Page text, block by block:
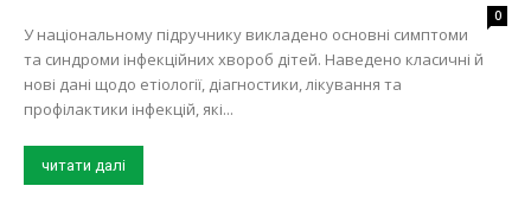
0
У національному підручнику викладено основні симптоми
та синдроми інфекційних хвороб дітей. Наведено класичні й
нові дані щодо етіології, діагностики, лікування та
профілактики інфекцій, які...
читати далі